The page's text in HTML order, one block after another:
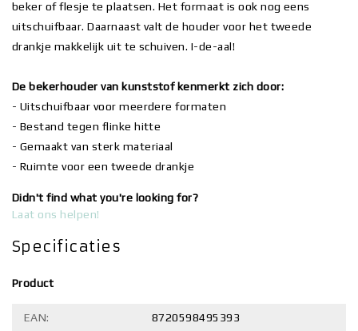
beker of flesje te plaatsen. Het formaat is ook nog eens
uitschuifbaar. Daarnaast valt de houder voor het tweede
drankje makkelijk uit te schuiven. I-de-aal!
De bekerhouder van kunststof kenmerkt zich door:
- Uitschuifbaar voor meerdere formaten
- Bestand tegen flinke hitte
- Gemaakt van sterk materiaal
- Ruimte voor een tweede drankje
Didn't find what you're looking for?
Laat ons helpen!
Specificaties
Product
EAN: 8720598495393